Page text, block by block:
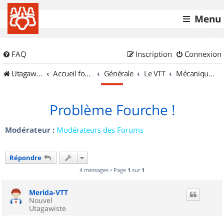
Menu
FAQ Connexion
Inscription
UtagawaVTT (Randos VTT et VTTAE avec traces GPS)
Accueil forum Générale Le VTT Mécanique et Entretiens
Problème Fourche !
Modérateur : Modérateurs des Forums
Répondre
4 messages • Page 1 sur 1
Merida-VTT
Nouvel
Utagawiste